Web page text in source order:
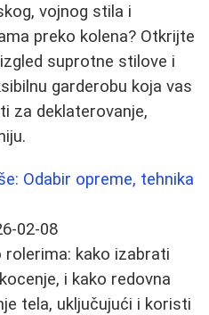
vojnog stila i
preko kolena? Otkrijte
suprotne stilove i
garderobu koja vas
za deklaterovanje,
Odabir opreme, tehnika
02-08
kako izabrati
i kako redovna
tela, uključujući i koristi